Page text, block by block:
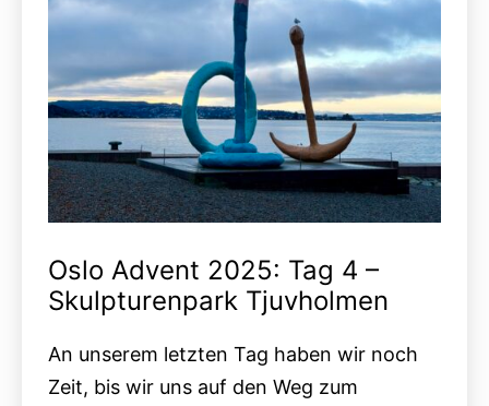
Oslo Advent 2025: Tag 4 –
Skulpturenpark Tjuvholmen
An unserem letzten Tag haben wir noch
Zeit, bis wir uns auf den Weg zum